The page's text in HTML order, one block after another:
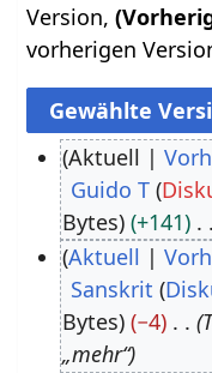
Version,
vorherigen
Aktuell
Guido T
Bytes
+141
K
e
i
n
Aktuell
Sanskrit
Bytes
−4
„mehr“